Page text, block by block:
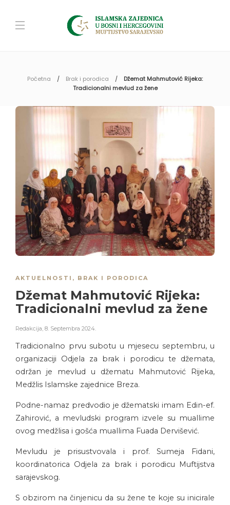
Početna Brak i porodica
Džemat Mahmutović Rijeka:
Tradicionalni mevlud za žene
AKTUELNOSTI , BRAK I PORODICA
Džemat Mahmutović Rijeka:
Tradicionalni mevlud za žene
Redakcija 8. Septembra 2024.
Tradicionalno prvu subotu u mjesecu septembru, u
organizaciji Odjela za brak i porodicu te džemata,
održan je mevlud u džematu Mahmutović Rijeka,
Medžlis Islamske zajednice Breza.
Podne-namaz predvodio je džematski imam Edin-ef.
Zahirović, a mevludski program izvele su muallime
ovog medžlisa i gošća muallima Fuada Dervišević.
Mevludu je prisustvovala i prof. Sumeja Fidani,
koordinatorica Odjela za brak i porodicu Muftijstva
sarajevskog.
S obzirom na činjenicu da su žene te koje su inicirale